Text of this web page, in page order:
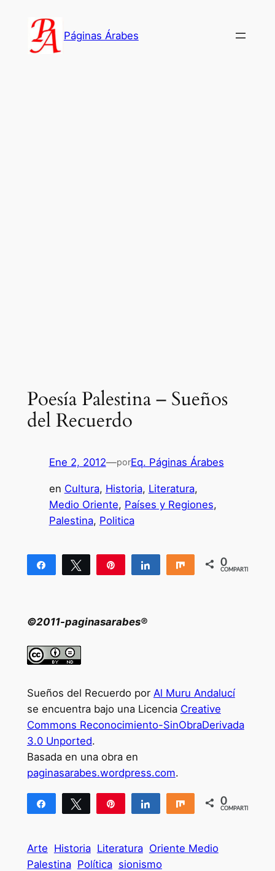
contenido
Páginas Árabes
Poesía Palestina – Sueños
del Recuerdo
Ene 2, 2012—porEq. Páginas Árabes
en Cultura, Historia, Literatura
Medio Oriente, Países y Regiones
Palestina, Politica
Compartir Twittear Compartir Compartir
0
COMPARTIR
©2011-paginasarabes®
Sueños del Recuerdo por Al Muru Andalucí
se encuentra bajo una Licencia Creative
Commons Reconocimiento-SinObraDerivada
3.0 Unported.
Basada en una obra en
paginasarabes.wordpress.com.
Compartir Twittear Compartir Compartir
0
COMPARTIR
Arte Historia Literatura Oriente Medio
Palestina Política sionismo